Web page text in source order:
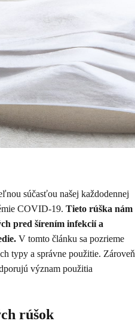
súčasťou našej každodennej
COVID-19. Tieto rúška nám
pred šírením infekcií a
V tomto článku sa pozrieme
typy a správne použitie. Zároveň
význam použitia
rúšok